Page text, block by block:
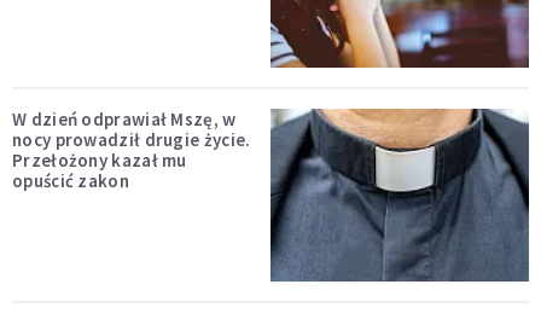
W dzień odprawiał Mszę, w
nocy prowadził drugie życie.
Przełożony kazał mu
opuścić zakon